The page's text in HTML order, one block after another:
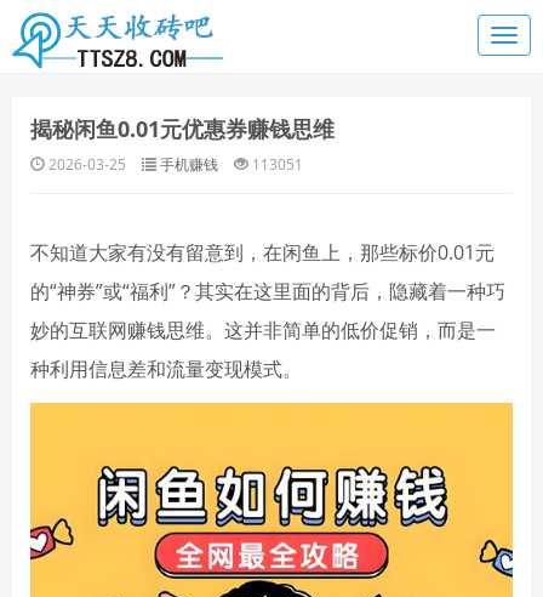
揭秘闲鱼0.01元优惠券赚钱思维
2026-03-25 手机赚钱 113051
不知道大家有没有留意到，在闲鱼上，那些标价0.01元
的“神券”或“福利”？其实在这里面的背后，隐藏着一种巧
妙的互联网赚钱思维。这并非简单的低价促销，而是一
种利用信息差和流量变现模式。